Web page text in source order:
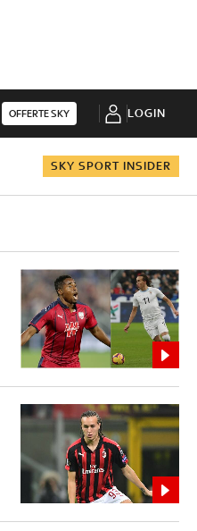
OFFERTE SKY LOGIN
SKY SPORT INSIDER